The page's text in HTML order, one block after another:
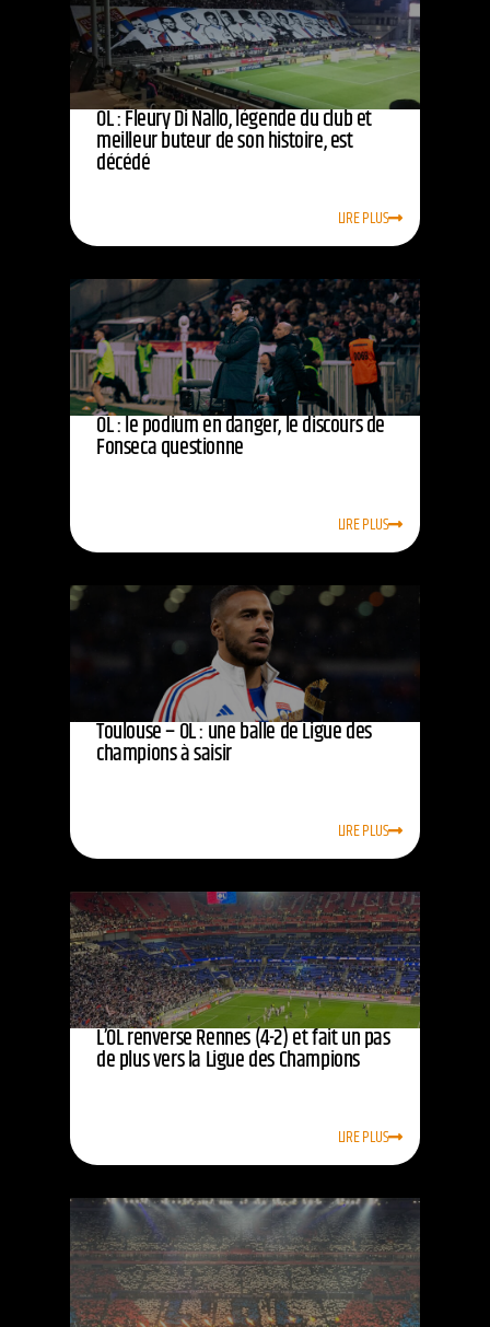
OL : Fleury Di Nallo, légende du club et
meilleur buteur de son histoire, est
décédé
LIRE PLUS
OL : le podium en danger, le discours de
Fonseca questionne
LIRE PLUS
Toulouse – OL : une balle de Ligue des
champions à saisir
LIRE PLUS
L’OL renverse Rennes (4-2) et fait un pas
de plus vers la Ligue des Champions
LIRE PLUS